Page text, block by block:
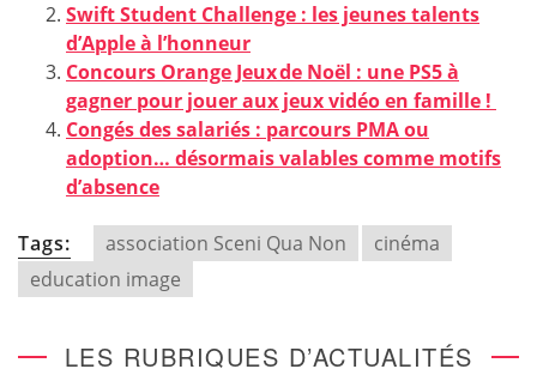
Swift Student Challenge : les jeunes talents
d’Apple à l’honneur
Concours Orange Jeux de Noël : une PS5 à
gagner pour jouer aux jeux vidéo en famille !
Congés des salariés : parcours PMA ou
adoption… désormais valables comme motifs
d’absence
Tags: association Sceni Qua Non
cinéma
education image
LES RUBRIQUES D’ACTUALITÉS